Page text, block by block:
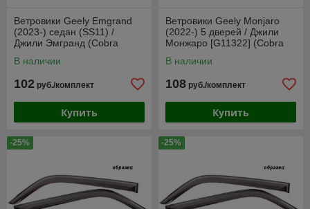
Ветровики Geely Emgrand
(2023-) седан (SS11) /
Джили Эмгранд (Cobra
В наличии
102 руб./комплект
Купить
Ветровики Geely Monjaro
(2022-) 5 дверей / Джили
Монжаро [G11322] (Cobra
В наличии
108 руб./комплект
Купить
-25% -25%